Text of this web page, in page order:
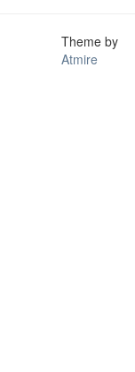
Theme by
Atmire